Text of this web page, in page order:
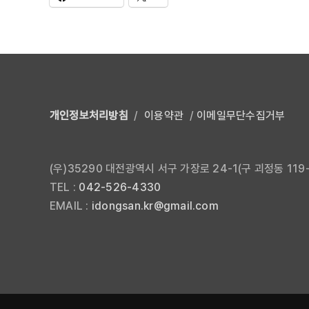
개인정보처리방침 / 이용약관 / 이메일무단수집거부
(우)35290 대전광역시 서구 가장로 24-1(구 괴정동
TEL : 042-526-4330
EMAIL : idongsan.kr@gmail.com